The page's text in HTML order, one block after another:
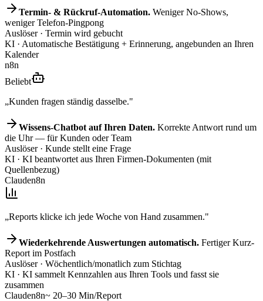
Termin- & Rückruf-Automation. Weniger No-Shows,
weniger Telefon-Pingpong
Auslöser· Termin wird gebucht
KI · Automatische Bestätigung + Erinnerung, angebunden an Ihren
Kalender
n8n
Beliebt
„Kunden fragen ständig dasselbe."
Wissens-Chatbot auf Ihren Daten. Korrekte Antwort rund um
die Uhr — für Kunden oder Team
Auslöser· Kunde stellt eine Frage
KI · KI beantwortet aus Ihren Firmen-Dokumenten (mit
Quellenbezug)
Clauden8n
„Reports klicke ich jede Woche von Hand zusammen."
Wiederkehrende Auswertungen automatisch. Fertiger Kurz-
Report im Postfach
Auslöser· Wöchentlich/monatlich zum Stichtag
KI · KI sammelt Kennzahlen aus Ihren Tools und fasst sie
zusammen
Clauden8n~ 20–30 Min/Report